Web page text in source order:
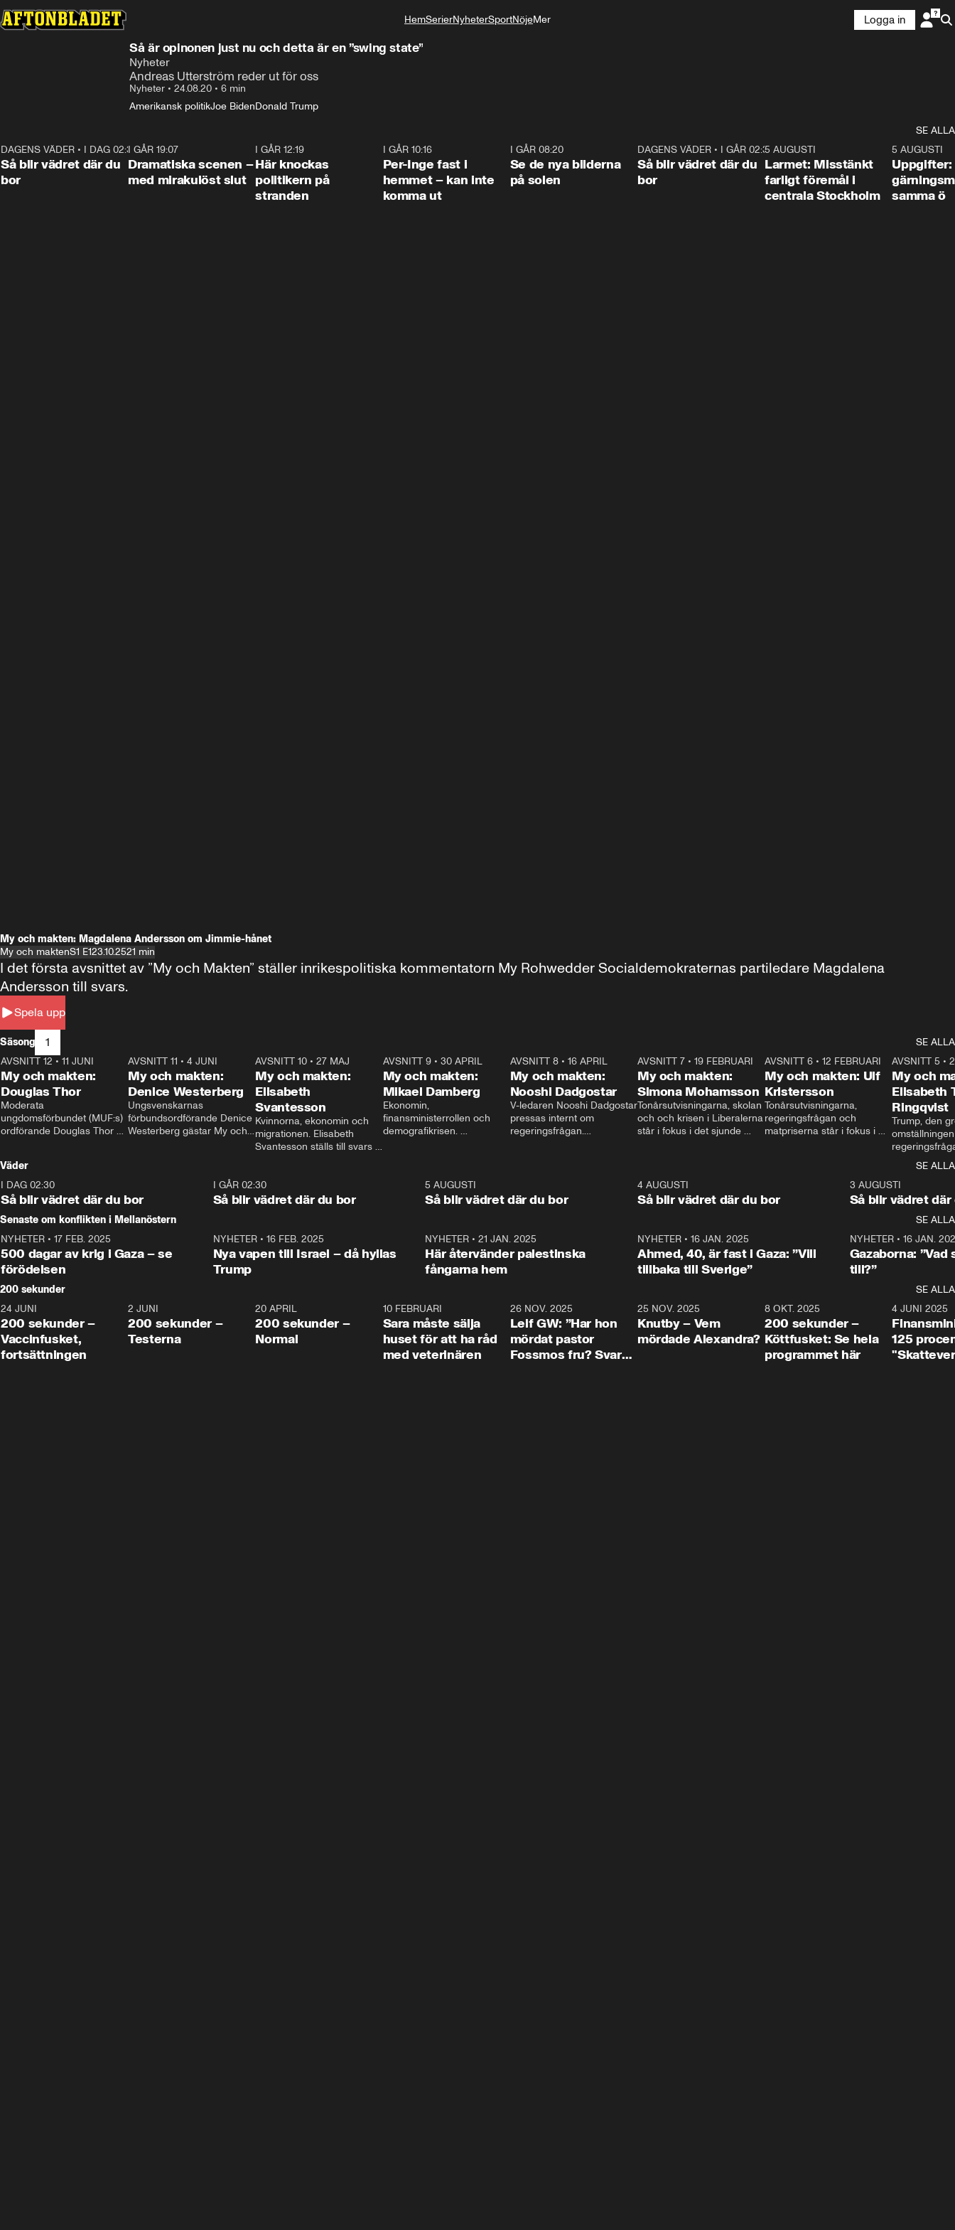
HemSerierNyheterSportNöjeMer
Logga in
Så är opinonen just nu och detta är en ”swing state”
Nyheter
Andreas Utterström reder ut för oss
Nyheter • 24.08.20 • 6 min
Amerikansk politikJoe BidenDonald Trump
SE ALLA
1:06
DAGENS VÄDER • I DAG 02:30
Så blir vädret där du
bor
I GÅR 19:07
Dramatiska scenen –
med mirakulöst slut
I GÅR 12:19
Här knockas
politikern på
stranden
I GÅR 10:16
Per-Inge fast i
hemmet – kan inte
komma ut
I GÅR 08:20
Se de nya bilderna
på solen
1:06
DAGENS VÄDER• I GÅR 02:30
Så blir vädret där du
bor
0:35
5 AUGUSTI
Larmet: Misstänkt
farligt föremål i
centrala Stockholm
5 AUGUSTI
Uppgifter:
samma ö
My och makten: Magdalena Andersson om Jimmie-hånet
My och maktenS1 E123.10.2521 min
Spela upp
I det första avsnittet av ”My och Makten” ställer inrikespolitiska kommentatorn My Rohwedder Socialdemokraternas partiledare Magdalena
Andersson till svars.
Säsong 1
SE ALLA
26:27
AVSNITT 12 • 11 JUNI
My och makten:
Douglas Thor
Moderata
ungdomsförbundet (MUF:s)
ordförande Douglas Thor
tonårsutvisningarna och hur
Moderaterna ska locka
väljare till valet i höst.
23:40
AVSNITT 11 •4 JUNI
My och makten:
Denice Westerberg
Ungsvenskarnas
förbundsordförande Denice
Westerberg gästar My och
AVSNITT 10 •27 MAJ
My och makten:
Elisabeth
Svantesson
Kvinnorna, ekonomin och
migrationen. Elisabeth
Svantesson ställs till svars
AVSNITT 9• 30 APRIL
My och makten:
Mikael Damberg
Ekonomin,
finansministerrollen och
demografikrisen.
och Makten.
AVSNITT 8• 16 APRIL
My och makten:
Nooshi Dadgostar
V-ledaren Nooshi Dadgostar
pressas internt om
regeringsfrågan.
– Vi ställer upp i val. Ska vi
vara med så sitter vi förstås
24:30
AVSNITT 7• 19 FEBRUARI
My och makten:
Simona Mohamsson
Tonårsutvisningarna, skolan
och och krisen i Liberalerna
står i fokus i det sjunde
kommentator My
Rohwedder ställer
utbildnings- och
Mohamsson till svars.
27:30
AVSNITT 6 •12 FEBRUARI
My och makten: Ulf
Kristersson
Tonårsutvisningarna,
regeringsfrågan och
matpriserna står i fokus i
Rohwedder ställer
statsminister Ulf Kristersson
AVSNITT 5 •
My och
Elisabeth
Ringqvist
Trump, den
centrum i
avsnittet av
Makten”. Se
Aftonbladets
Rohwedder
Thand Ring
Väder
SE ALLA
I DAG 02:30
Så blir vädret där du bor
1:06
I GÅR 02:30
Så blir vädret där du bor
5 AUGUSTI
Så blir vädret där du bor
4 AUGUSTI
Så blir vädret där du bor
3 AUGUSTI
Så blir vädret där
Senaste om konflikten i Mellanöstern
SE ALLA
NYHETER • 17 FEB. 2025
500 dagar av krig i Gaza – se
förödelsen
NYHETER• 16 FEB. 2025
Nya vapen till Israel – då hyllas
Trump
NYHETER •21 JAN. 2025
Här återvänder palestinska
fångarna hem
NYHETER• 16 JAN. 2025
Ahmed, 40, är fast i Gaza: ”Vill
tillbaka till Sverige”
NYHETER• 16 JAN.
Gazaborna:
till?”
200 sekunder
SE ALLA
5:00
24 JUNI
200 sekunder –
Vaccinfusket,
fortsättningen
4:23
2 JUNI
200 sekunder –
Testerna
20 APRIL
200 sekunder –
Normal
10 FEBRUARI
Sara måste sälja
huset för att ha råd
med veterinären
26 NOV. 2025
Leif GW: ”Har hon
mördat pastor
Fossmos fru? Svar
31:05
25 NOV. 2025
Knutby – Vem
mördade Alexandra?
4:29
8 OKT. 2025
200 sekunder –
Köttfusket: Se hela
programmet här
4 JUNI 2025
125